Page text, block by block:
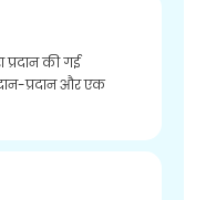
प्रदान की गई
प्रदान और एक